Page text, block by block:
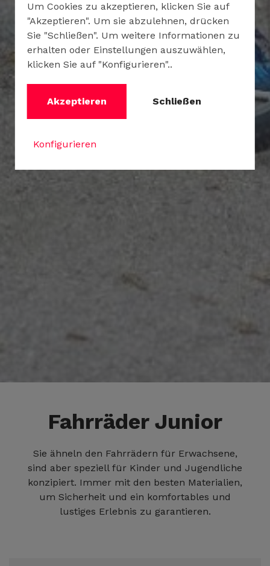
Fahrräder Junior
Sie ähneln den Fahrrädern für Erwachsene,
sind aber speziell für Kinder und Jugendliche
konzipiert. Immer mit den besten Materialien,
um Sicherheit und ein komfortables und
lustiges Erlebnis zu garantieren.
Um Cookies zu akzeptieren, klicken Sie auf
"Akzeptieren". Um sie abzulehnen, drücken
Sie "Schließen". Um weitere Informationen zu
erhalten oder Einstellungen auszuwählen,
klicken Sie auf "Konfigurieren"..
Akzeptieren Schließen
Konfigurieren